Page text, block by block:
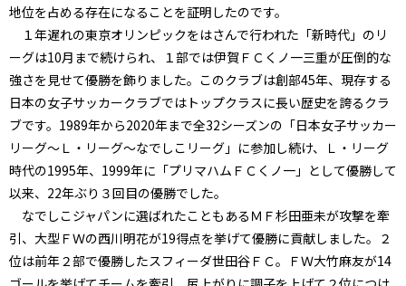
地位を占める存在になることを証明したのです。
１年遅れの東京オリンピックをはさんで行われた「新時代」のリ
ーグは10月まで続けられ、１部では伊賀ＦＣくノ一三重が圧倒的な
強さを見せて優勝を飾りました。このクラブは創部45年、現存する
日本の女子サッカークラブではトップクラスに長い歴史を誇るクラ
ブです。1989年から2020年まで全32シーズンの「日本女子サッカー
リーグ～Ｌ・リーグ～なでしこリーグ」に参加し続け、Ｌ・リーグ
時代の1995年、1999年に「プリマハムＦＣくノ一」として優勝して
以来、22年ぶり３回目の優勝でした。
なでしこジャパンに選ばれたこともあるＭＦ杉田亜未が攻撃を牽
引、大型ＦＷの西川明花が19得点を挙げて優勝に貢献しました。２
位は前年２部で優勝したスフィーダ世田谷ＦＣ。ＦＷ大竹麻友が14